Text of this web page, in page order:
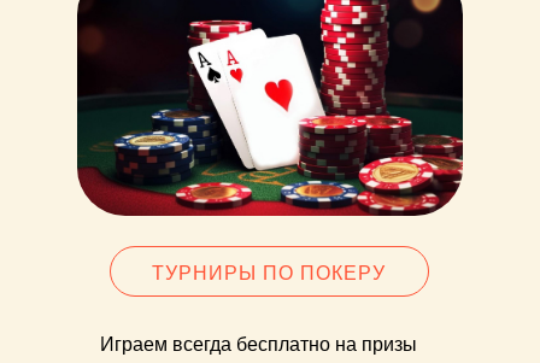
ТУРНИРЫ ПО ПОКЕРУ
Играем всегда бесплатно на призы